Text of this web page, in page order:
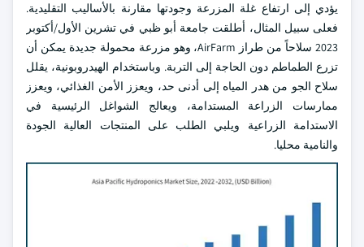
يؤدي إلى ارتفاع غلة المزرعة وجودتها مقارنة بالأساليب التقليدية.
فعلى سبيل المثال، أطلقت جامعة أبو ظبي في تشرين الأول/أكتوبر
2023 سلاحاً من طراز AirFarm، وهو مزرعة محمولة جديدة يمكن أن
تزرع الطماطم دون الحاجة إلى التربة. وباستخدام الهيدروبونية، يقلل
سلاح الجو من هدر المياه إلى أدنى حد، ويعزز الأمن الغذائي، ويعزز
ممارسات الزراعة المستدامة، ويعالج الشواغل الرئيسية في
الاستدامة الزراعية ويلبي الطلب على المنتجات العالية الجودة
والنامية محليا.